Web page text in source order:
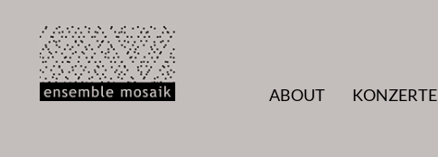
Inhalt
springen
ABOUT
KONZERTE